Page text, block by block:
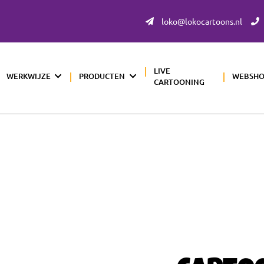
loko@lokocartoons.nl
WERKWIJZE PRODUCTEN
LIVE
CARTOONING